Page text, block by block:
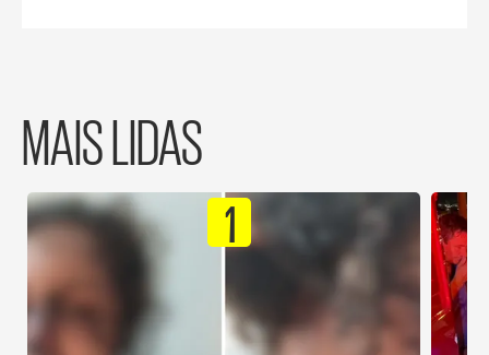
MAIS LIDAS
1